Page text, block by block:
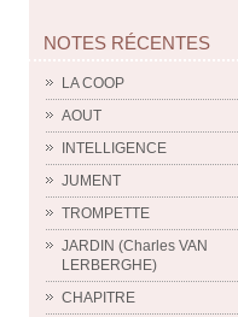
NOTES RÉCENTES
LA COOP
AOUT
INTELLIGENCE
JUMENT
TROMPETTE
JARDIN (Charles VAN
LERBERGHE)
CHAPITRE